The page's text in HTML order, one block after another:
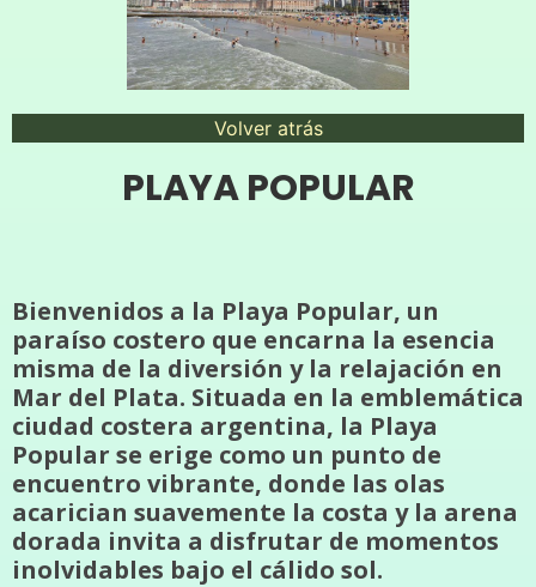
Volver atrás
PLAYA POPULAR
Bienvenidos a la Playa Popular, un
paraíso costero que encarna la esencia
misma de la diversión y la relajación en
Mar del Plata. Situada en la emblemática
ciudad costera argentina, la Playa
Popular se erige como un punto de
encuentro vibrante, donde las olas
acarician suavemente la costa y la arena
dorada invita a disfrutar de momentos
inolvidables bajo el cálido sol.